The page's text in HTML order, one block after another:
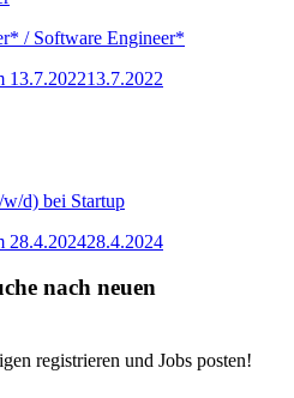
/ Software Engineer*
13.7.2022
w/d) bei Startup
28.4.2024
nach neuen
registrieren und Jobs posten!